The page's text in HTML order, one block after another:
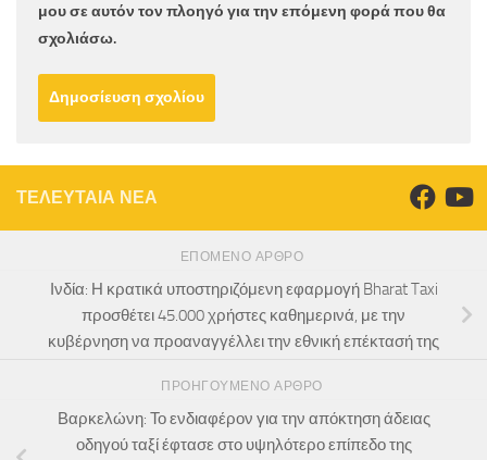
μου σε αυτόν τον πλοηγό για την επόμενη φορά που θα
σχολιάσω.
ΤΕΛΕΥΤΑΙΑ ΝΕΑ
ΕΠΌΜΕΝΟ ΆΡΘΡΟ
Ινδία: Η κρατικά υποστηριζόμενη εφαρμογή Bharat Taxi
προσθέτει 45.000 χρήστες καθημερινά, με την
κυβέρνηση να προαναγγέλλει την εθνική επέκτασή της
ΠΡΟΗΓΟΎΜΕΝΟ ΆΡΘΡΟ
Βαρκελώνη: Το ενδιαφέρον για την απόκτηση άδειας
οδηγού ταξί έφτασε στο υψηλότερο επίπεδο της